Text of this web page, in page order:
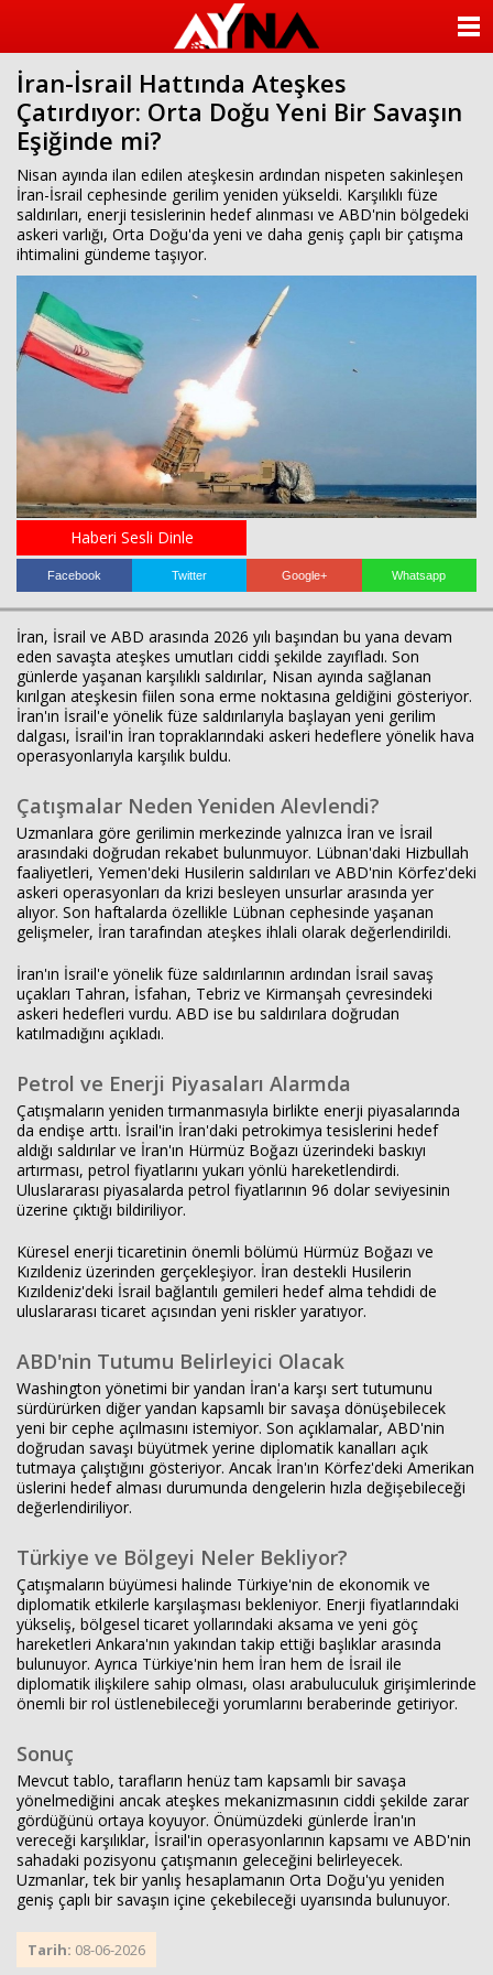
sohbet
cinsel
sohbet
sohbet
mobil
sohbet
islami
sohbetler
İran-İsrail Hattında Ateşkes
Çatırdıyor: Orta Doğu Yeni Bir Savaşın
Eşiğinde mi?
Nisan ayında ilan edilen ateşkesin ardından nispeten sakinleşen
İran-İsrail cephesinde gerilim yeniden yükseldi. Karşılıklı füze
saldırıları, enerji tesislerinin hedef alınması ve ABD'nin bölgedeki
askeri varlığı, Orta Doğu'da yeni ve daha geniş çaplı bir çatışma
ihtimalini gündeme taşıyor.
Haberi Sesli Dinle
Facebook Twitter Google+ Whatsapp
İran, İsrail ve ABD arasında 2026 yılı başından bu yana devam
eden savaşta ateşkes umutları ciddi şekilde zayıfladı. Son
günlerde yaşanan karşılıklı saldırılar, Nisan ayında sağlanan
kırılgan ateşkesin fiilen sona erme noktasına geldiğini gösteriyor.
İran'ın İsrail'e yönelik füze saldırılarıyla başlayan yeni gerilim
dalgası, İsrail'in İran topraklarındaki askeri hedeflere yönelik hava
operasyonlarıyla karşılık buldu.
Çatışmalar Neden Yeniden Alevlendi?
Uzmanlara göre gerilimin merkezinde yalnızca İran ve İsrail
arasındaki doğrudan rekabet bulunmuyor. Lübnan'daki Hizbullah
faaliyetleri, Yemen'deki Husilerin saldırıları ve ABD'nin Körfez'deki
askeri operasyonları da krizi besleyen unsurlar arasında yer
alıyor. Son haftalarda özellikle Lübnan cephesinde yaşanan
gelişmeler, İran tarafından ateşkes ihlali olarak değerlendirildi.
İran'ın İsrail'e yönelik füze saldırılarının ardından İsrail savaş
uçakları Tahran, İsfahan, Tebriz ve Kirmanşah çevresindeki
askeri hedefleri vurdu. ABD ise bu saldırılara doğrudan
katılmadığını açıkladı.
Petrol ve Enerji Piyasaları Alarmda
Çatışmaların yeniden tırmanmasıyla birlikte enerji piyasalarında
da endişe arttı. İsrail'in İran'daki petrokimya tesislerini hedef
aldığı saldırılar ve İran'ın Hürmüz Boğazı üzerindeki baskıyı
artırması, petrol fiyatlarını yukarı yönlü hareketlendirdi.
Uluslararası piyasalarda petrol fiyatlarının 96 dolar seviyesinin
üzerine çıktığı bildiriliyor.
Küresel enerji ticaretinin önemli bölümü Hürmüz Boğazı ve
Kızıldeniz üzerinden gerçekleşiyor. İran destekli Husilerin
Kızıldeniz'deki İsrail bağlantılı gemileri hedef alma tehdidi de
uluslararası ticaret açısından yeni riskler yaratıyor.
ABD'nin Tutumu Belirleyici Olacak
Washington yönetimi bir yandan İran'a karşı sert tutumunu
sürdürürken diğer yandan kapsamlı bir savaşa dönüşebilecek
yeni bir cephe açılmasını istemiyor. Son açıklamalar, ABD'nin
doğrudan savaşı büyütmek yerine diplomatik kanalları açık
tutmaya çalıştığını gösteriyor. Ancak İran'ın Körfez'deki Amerikan
üslerini hedef alması durumunda dengelerin hızla değişebileceği
değerlendiriliyor.
Türkiye ve Bölgeyi Neler Bekliyor?
Çatışmaların büyümesi halinde Türkiye'nin de ekonomik ve
diplomatik etkilerle karşılaşması bekleniyor. Enerji fiyatlarındaki
yükseliş, bölgesel ticaret yollarındaki aksama ve yeni göç
hareketleri Ankara'nın yakından takip ettiği başlıklar arasında
bulunuyor. Ayrıca Türkiye'nin hem İran hem de İsrail ile
diplomatik ilişkilere sahip olması, olası arabuluculuk girişimlerinde
önemli bir rol üstlenebileceği yorumlarını beraberinde getiriyor.
Sonuç
Mevcut tablo, tarafların henüz tam kapsamlı bir savaşa
yönelmediğini ancak ateşkes mekanizmasının ciddi şekilde zarar
gördüğünü ortaya koyuyor. Önümüzdeki günlerde İran'ın
vereceği karşılıklar, İsrail'in operasyonlarının kapsamı ve ABD'nin
sahadaki pozisyonu çatışmanın geleceğini belirleyecek.
Uzmanlar, tek bir yanlış hesaplamanın Orta Doğu'yu yeniden
geniş çaplı bir savaşın içine çekebileceği uyarısında bulunuyor.
Tarih: 08-06-2026
KATEGORİLER
ANKETLER
FOTO GALERİ
Haberin Doğru Adresi.